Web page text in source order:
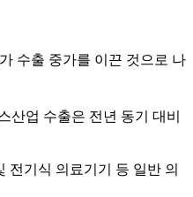
수출 중가를 이끈 것으로 나
업 수출은 전년 동기 대비
전기식 의료기기 등 일반 의